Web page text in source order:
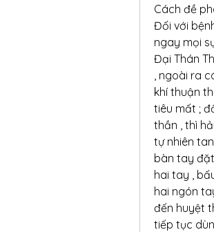
Cách đề
Đối với
ngay mọi
Đại Thán
, ngoài ra
khí thuận
tiêu mất ;
thần , thì
tự nhiên
bàn tay
hai tay ,
hai ngón
đến huyệt
tiếp tục